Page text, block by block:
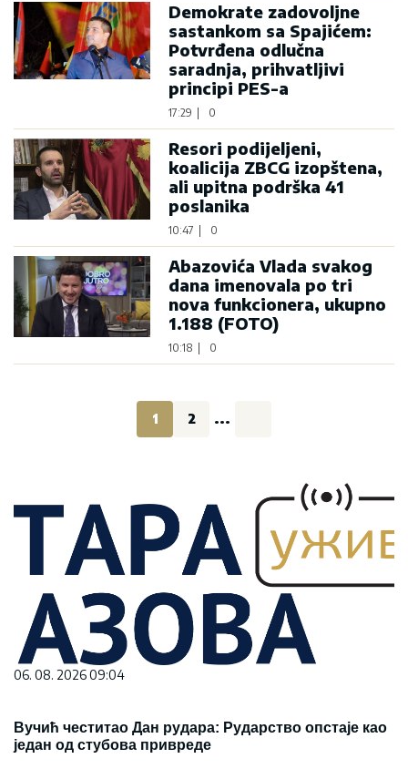
Demokrate zadovoljne
sastankom sa Spajićem:
Potvrđena odlučna
saradnja, prihvatljivi
principi PES-a
17:29 0
Resori podijeljeni,
koalicija ZBCG izopštena,
ali upitna podrška 41
poslanika
10:47 0
Abazovića Vlada svakog
dana imenovala po tri
nova funkcionera, ukupno
1.188 (FOTO)
10:18 0
1 2 ...
06. 08. 2026 09:04
Вучић честитао Дан рудара: Рударство опстаје као
један од стубова привреде